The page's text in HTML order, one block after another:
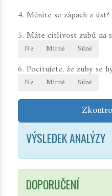
4. Měníte se zápach z úst?
5. Máte citlivost zubů na
Ne Mírně Silně
6. Pocitujete, že zuby se
Ne Mírně Silně
VÝSLEDEK ANALÝZY
DOPORUČENÍ